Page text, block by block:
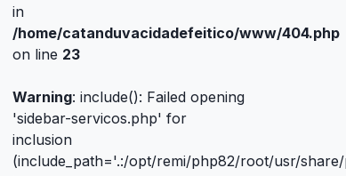
in
/home/catanduvacidadefeitico/www/404.php
on line 23
Warning: include(): Failed opening
'sidebar-servicos.php' for
inclusion
(include_path='.:/opt/remi/php82/root/usr/